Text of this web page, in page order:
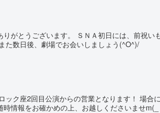
がとうございます。 ＳＮＡ初日には、前祝い
た数日後、劇場でお会いしましょう(^O^)/
ク座2回目公演からの営業となります！ 場合に
時情報をお確かめの上、お越しくださいませ